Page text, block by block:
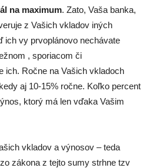
na maximum. Zato, Vaša banka,
z Vašich vkladov iných
ich vy prvoplánovo nechávate
, sporiacom či
ich. Ročne na Vašich vkladoch
aj 10-15% ročne. Koľko percent
ktorý má len vďaka Vašim
vkladov a výnosov – teda
zákona z tejto sumy strhne tzv